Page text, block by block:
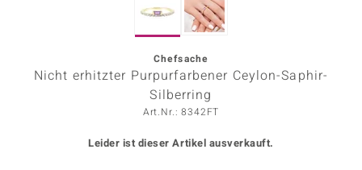
Chefsache
Nicht erhitzter Purpurfarbener Ceylon-Saphir-
Silberring
Art.Nr.: 8342FT
Leider ist dieser Artikel ausverkauft.